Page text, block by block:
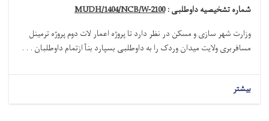
شماره تشخیصیه داوطلبی :MUDH/1404/NCB/W-2100
وزارت شهر سازی و مسکن در نظر دارد تا پروژه اعمار لات دوم پروژه ترمینل
مسافربری ولایت میدان وردک را به داوطلبی بسپارد بنآازتمام داوطلبان . . .
بیشتر